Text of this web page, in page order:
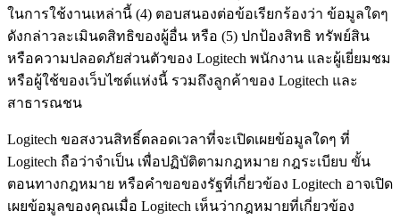
ในการใช้งานเหล่านี้ (4) ตอบสนองต่อข้อเรียกร้องว่า ข้อมูลใดๆ
ดังกล่าวละเมินดสิทธิของผู้อื่น หรือ (5) ปกป้องสิทธิ ทรัพย์สิน
หรือความปลอดภัยส่วนตัวของ Logitech พนักงาน และผู้เยี่ยมชม
หรือผู้ใช้ของเว็บไซต์แห่งนี้ รวมถึงลูกค้าของ Logitech และ
สาธารณชน
Logitech ขอสงวนสิทธิ์ตลอดเวลาที่จะเปิดเผยข้อมูลใดๆ ที่
Logitech ถือว่าจำเป็น เพื่อปฏิบัติตามกฎหมาย กฎระเบียบ ขั้น
ตอนทางกฎหมาย หรือคำขอของรัฐที่เกี่ยวข้อง Logitech อาจเปิด
เผยข้อมูลของคุณเมื่อ Logitech เห็นว่ากฎหมายที่เกี่ยวข้อง